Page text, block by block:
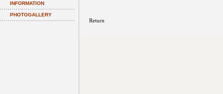
INFORMATION
PHOTOGALLERY
Return